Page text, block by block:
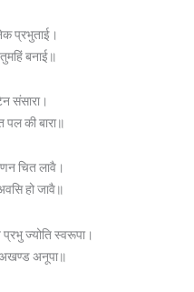
प्रभुताई।
बनाई॥
संसारा।
पल की बारा॥
चित लावै।
हो जावै॥
ज्योति स्वरूपा।
अखण्ड अनूपा॥